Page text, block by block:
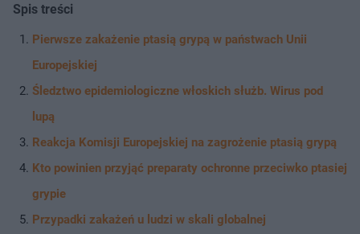
Spis treści
Pierwsze zakażenie ptasią grypą w państwach Unii
Europejskiej
Śledztwo epidemiologiczne włoskich służb. Wirus pod
lupą
Reakcja Komisji Europejskiej na zagrożenie ptasią grypą
Kto powinien przyjąć preparaty ochronne przeciwko ptasiej
grypie
Przypadki zakażeń u ludzi w skali globalnej